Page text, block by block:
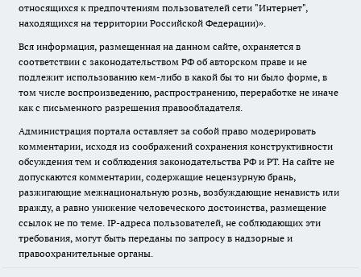
относящихся к предпочтениям пользователей сети "Интернет",
находящихся на территории Российской Федерации)».
Вся информация, размещенная на данном сайте, охраняется в
соответствии с законодательством РФ об авторском праве и не
подлежит использованию кем-либо в какой бы то ни было форме, в
том числе воспроизведению, распространению, переработке не иначе
как с письменного разрешения правообладателя.
Администрация портала оставляет за собой право модерировать
комментарии, исходя из соображений сохранения конструктивности
обсуждения тем и соблюдения законодательства РФ и РТ. На сайте не
допускаются комментарии, содержащие нецензурную брань,
разжигающие межнациональную рознь, возбуждающие ненависть или
вражду, а равно унижение человеческого достоинства, размещение
ссылок не по теме. IP-адреса пользователей, не соблюдающих эти
требования, могут быть переданы по запросу в надзорные и
правоохранительные органы.